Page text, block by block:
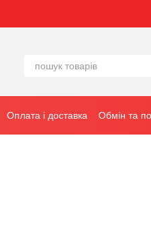
Оплата і доставка Обмін та